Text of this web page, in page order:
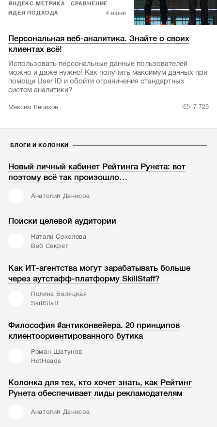
ЯНДЕКС.МЕТРИКА
СРАВНЕНИЕ
ИДЕЯ ПОДХОДА
4 июня
Персональная веб-аналитика. Знайте о своих
клиентах всё!
Использовать персональные данные пользователей
можно и даже нужно! Как получить максимум данных при
помощи User ID и обойти ограничения стандартных
систем аналитики?
Максим Лепихов 7 725
БЛОГИ И КОЛОНКИ
Новый личный кабинет Рейтинга Рунета: вот
поэтому всё так произошло…
Анатолий Денисов
Поиски целевой аудитории
Натали Соколова
Веб Секрет
Как ИТ-агентства могут зарабатывать больше
через аутстафф-платформу SkillStaff?
Полина Беляцкая
SkillStaff
Философия #антиконвейера. 20 принципов
клиентоориентированного бутика
Роман Шатунов
HotHeads
Колонка для тех, кто хочет знать, как Рейтинг
Рунета обеспечивает лиды рекламодателям
Анатолий Денисов